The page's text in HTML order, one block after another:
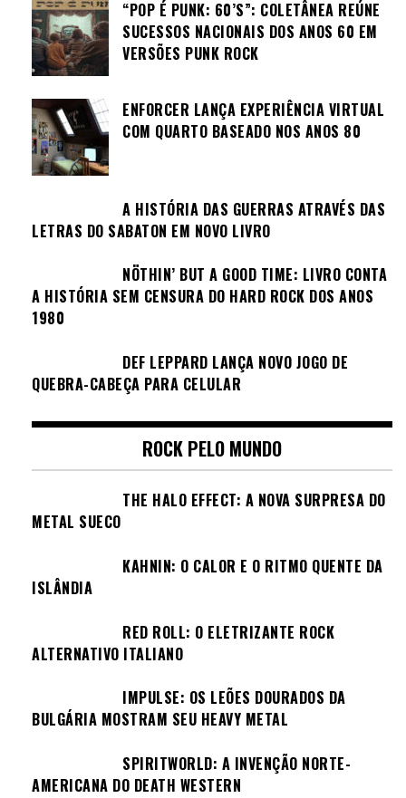
“POP É PUNK: 60’S”: COLETÂNEA REÚNE
SUCESSOS NACIONAIS DOS ANOS 60 EM
VERSÕES PUNK ROCK
ENFORCER LANÇA EXPERIÊNCIA VIRTUAL
COM QUARTO BASEADO NOS ANOS 80
A HISTÓRIA DAS GUERRAS ATRAVÉS DAS
LETRAS DO SABATON EM NOVO LIVRO
NÖTHIN’ BUT A GOOD TIME: LIVRO CONTA
A HISTÓRIA SEM CENSURA DO HARD ROCK DOS ANOS
1980
DEF LEPPARD LANÇA NOVO JOGO DE
QUEBRA-CABEÇA PARA CELULAR
ROCK PELO MUNDO
THE HALO EFFECT: A NOVA SURPRESA DO
METAL SUECO
KAHNIN: O CALOR E O RITMO QUENTE DA
ISLÂNDIA
RED ROLL: O ELETRIZANTE ROCK
ALTERNATIVO ITALIANO
IMPULSE: OS LEÕES DOURADOS DA
BULGÁRIA MOSTRAM SEU HEAVY METAL
SPIRITWORLD: A INVENÇÃO NORTE-
AMERICANA DO DEATH WESTERN